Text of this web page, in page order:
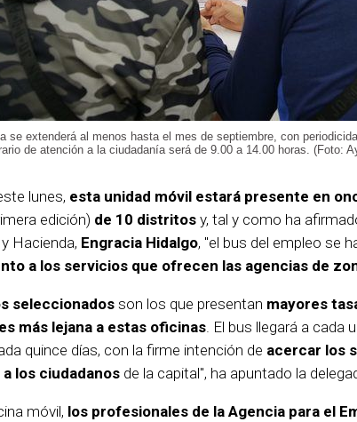
se extenderá al menos hasta el mes de septiembre, con
de atención a la ciudadanía será de 9.00 a 14.00 horas. (Foto:
lunes, esta unidad móvil estará presente en
edición) de 10 distritos y, tal y como ha
Hacienda, Engracia Hidalgo, "el bus del empleo se
a los servicios que ofrecen las agencias de
seleccionados son los que presentan mayores
más lejana a estas oficinas. El bus llegará a cada
quince días, con la firme intención de acercar los
los ciudadanos de la capital", ha apuntado la
móvil, los profesionales de la Agencia para el